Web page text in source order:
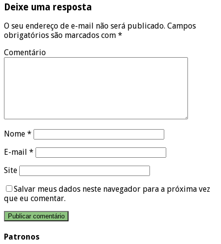
Deixe uma resposta
O seu endereço de e-mail não será publicado. Campos
obrigatórios são marcados com *
Comentário
Nome *
E-mail *
Site
Salvar meus dados neste navegador para a próxima vez
que eu comentar.
Patronos